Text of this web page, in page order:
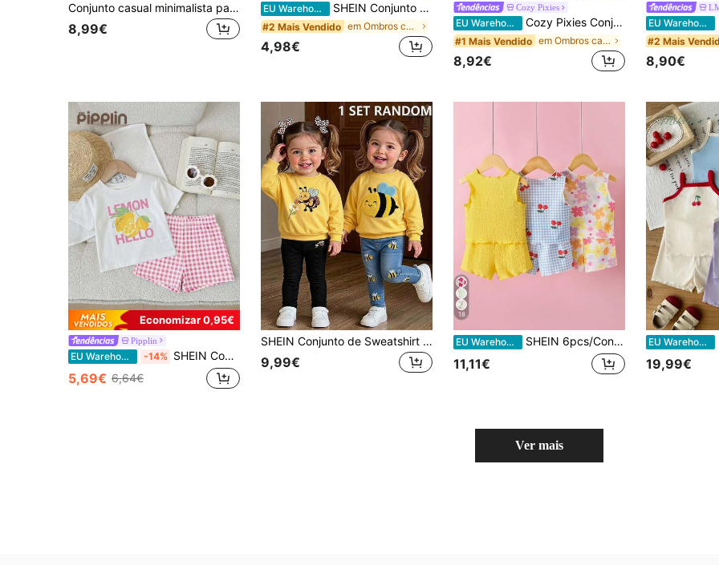
Conjunto casual minimalista para bebé menina com sweatshirt solta de gola redonda e calças compridas de cintura elástica, adequado para outono/inverno
8,99€
EU Warehouse SHEIN Conjunto casual, minimalista, confortável e giro para bebé menina, 2 peças, em tecido texturado com aplicações decorativas, inclui top de alças e calças de perna reta, ideal para primavera e verão
#2 Mais Vendido em Ombros caídos Coordenadas de t-shirt para bebés
4,98€
Cozy Pixies
EU Warehouse Cozy Pixies Conjunto de 2 peças para bebé menina, estilo férias, casual e simples, top pullover de manga curta com gola redonda macia e estampado de camarão, calções elásticos com riscas verdes
#1 Mais Vendido em Ombros caídos Coordenadas de t-shirt para bebés
8,92€
EU Warehouse
#2 Mais
8,90€
Economizar 0,95€
Pipplin
EU Warehouse -14% SHEIN Conjunto de 2 peças para bebê menina com estampa de morango, camiseta e legging, ideal para o dia a dia, férias e passeios. Estilo Y2K, confortável e perfeito para o outono. Conjunto infantil moderno e estiloso. Conjunto de duas peças com estampa de morango, acessível e perfeito para o fim de semana. Conforto garantido. Camiseta com estampa de morango, conjunto de frutas para bebê menina com shorts vermelhos e vestido de frutas para bebê.
5,69€ 6,64€
SHEIN Conjunto de Sweatshirt de Gola Redonda e Calças com Padrão de Abelha para Bebé Menina
9,99€
18
EU Warehouse SHEIN 6pcs/Conjunto Bebé Menina Lactente Criança Pequena 0-3 Anos Fofo Férias de Verão Tecido de Malha Macia com Ondas Top Sem Mangas T-shirt & Shorts Conjunto Amarelo Pastel
11,11€
EU Warehouse
19,99€
Ver mais